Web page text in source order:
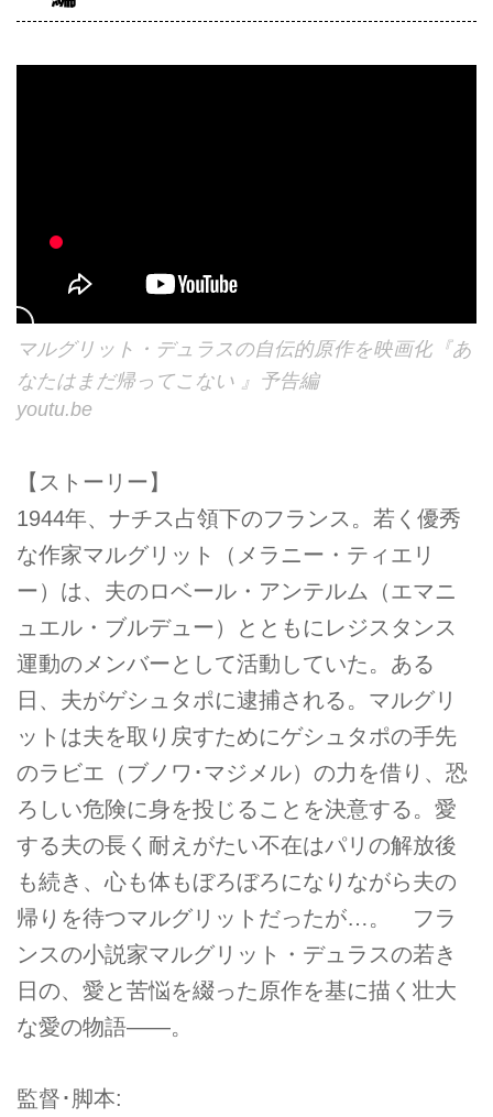
マルグリット・デュラスの自伝的原作を映画化『あ
なたはまだ帰ってこない 』予告編
youtu.be
【ストーリー】
1944年、ナチス占領下のフランス。若く優秀
な作家マルグリット（メラニー・ティエリ
ー）は、夫のロベール・アンテルム（エマニ
ュエル・ブルデュー）とともにレジスタンス
運動のメンバーとして活動していた。ある
日、夫がゲシュタポに逮捕される。マルグリ
ットは夫を取り戻すためにゲシュタポの手先
のラビエ（ブノワ･マジメル）の力を借り、恐
ろしい危険に身を投じることを決意する。愛
する夫の長く耐えがたい不在はパリの解放後
も続き、心も体もぼろぼろになりながら夫の
帰りを待つマルグリットだったが…。 フラ
ンスの小説家マルグリット・デュラスの若き
日の、愛と苦悩を綴った原作を基に描く壮大
な愛の物語――。
監督･脚本: